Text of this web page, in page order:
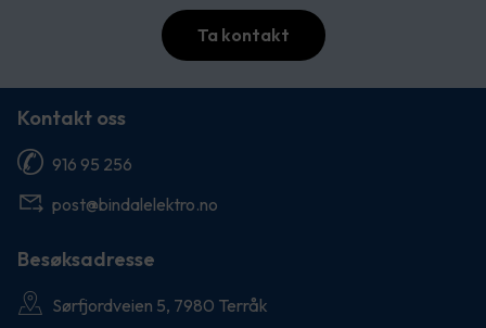
Ta kontakt
Kontakt oss
916 95 256
post@bindalelektro.no
Besøksadresse
Sørfjordveien 5, 7980 Terråk